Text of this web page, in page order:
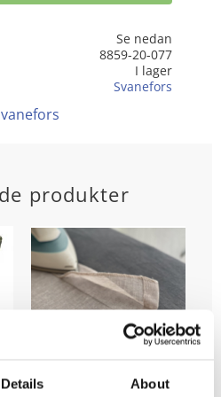
Details About
Se nedan
8859-20-077
I lager
Svanefors
produkter